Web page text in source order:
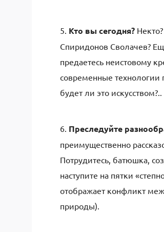
5. Кто вы сегодня?
Спиридонов Сволачев?
предаетесь неистовому
современные технологии
будет ли это искусством?..
6. Преследуйте
преимущественно
Потрудитесь, батюшка,
наступите на пятки
отображает конфликт
природы).